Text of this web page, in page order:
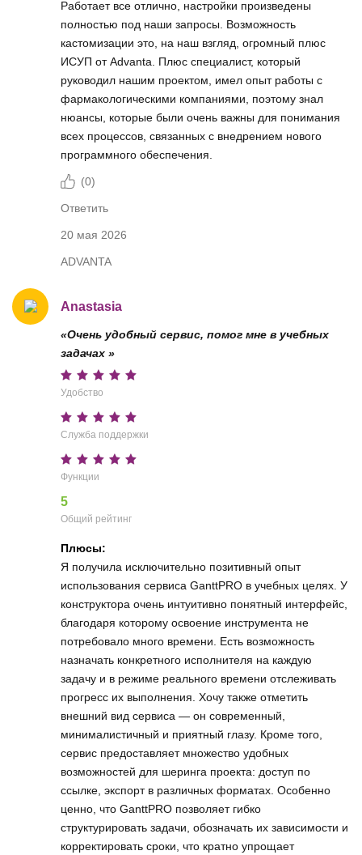
Работает все отлично, настройки произведены
полностью под наши запросы. Возможность
кастомизации это, на наш взгляд, огромный плюс
ИСУП от Аdvanta. Плюс специалист, который
руководил нашим проектом, имел опыт работы с
фармакологическими компаниями, поэтому знал
нюансы, которые были очень важны для понимания
всех процессов, связанных с внедрением нового
программного обеспечения.
(0)
Ответить
20 мая 2026
ADVANTA
Anastasia
«Очень удобный сервис, помог мне в учебных
задачах »
Удобство
Служба поддержки
Функции
5
Общий рейтинг
Плюсы:
Я получила исключительно позитивный опыт
использования сервиса GanttPRO в учебных целях. У
конструктора очень интуитивно понятный интерфейс,
благодаря которому освоение инструмента не
потребовало много времени. Есть возможность
назначать конкретного исполнителя на каждую
задачу и в режиме реального времени отслеживать
прогресс их выполнения. Хочу также отметить
внешний вид сервиса — он современный,
минималистичный и приятный глазу. Кроме того,
сервис предоставляет множество удобных
возможностей для шеринга проекта: доступ по
ссылке, экспорт в различных форматах. Особенно
ценно, что GanttPRO позволяет гибко
структурировать задачи, обозначать их зависимости и
корректировать сроки, что кратно упрощает